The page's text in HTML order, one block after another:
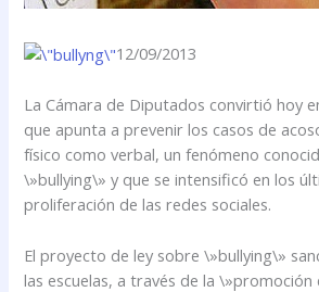
12/09/2013
La Cámara de Diputados convirtió hoy
que apunta a prevenir los casos de
físico como verbal, un fenómeno
\»bullying\» y que se intensificó en los
proliferación de las redes sociales.
El proyecto de ley sobre \»bullying\»
las escuelas, a través de la \»promoción